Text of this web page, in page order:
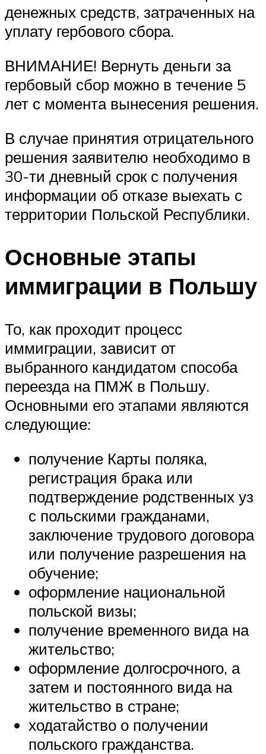
денежных средств, затраченных на
уплату гербового сбора.
ВНИМАНИЕ! Вернуть деньги за
гербовый сбор можно в течение 5
лет с момента вынесения решения.
В случае принятия отрицательного
решения заявителю необходимо в
30-ти дневный срок с получения
информации об отказе выехать с
территории Польской Республики.
Основные этапы
иммиграции в Польшу
То, как проходит процесс
иммиграции, зависит от
выбранного кандидатом способа
переезда на ПМЖ в Польшу.
Основными его этапами являются
следующие:
получение Карты поляка,
регистрация брака или
подтверждение родственных уз
с польскими гражданами,
заключение трудового договора
или получение разрешения на
обучение;
оформление национальной
польской визы;
получение временного вида на
жительство;
оформление долгосрочного, а
затем и постоянного вида на
жительство в стране;
ходатайство о получении
польского гражданства.